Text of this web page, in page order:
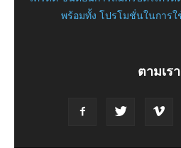
พร้อมทั้ง โปรโมชั่นในการใ
ตามเรา